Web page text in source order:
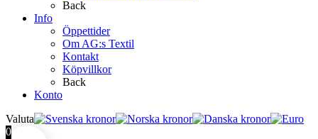
Back
Info
Öppettider
Om AG:s Textil
Kontakt
Köpvillkor
Back
Konto
Valuta
0